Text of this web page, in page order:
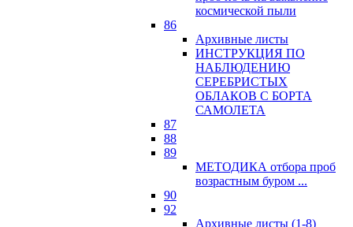
космической пыли
86
Архивные листы
ИНСТРУКЦИЯ ПО
НАБЛЮДЕНИЮ
СЕРЕБРИСТЫХ
ОБЛАКОВ С БОРТА
САМОЛЕТА
87
88
89
МЕТОДИКА отбора проб
возрастным буром ...
90
92
Архивные листы (1-8)